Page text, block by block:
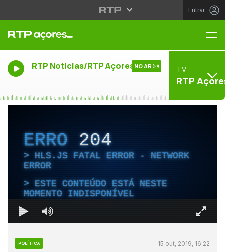
Entrar
RTP Noticias/RTP Açores NO AR TV
RTP
ERRO204
HLS.JS FATAL ERROR - NETWORK
ERROR
ESTE CONTEÚDO ESTÁ NESTE
MOMENTO INDISPONÍVEL
POLÍTICA 15 out, 2019, 16:22